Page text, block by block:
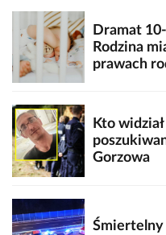
Dramat
Rodzina
prawach
Kto
Gorzowa
Śmiertelny